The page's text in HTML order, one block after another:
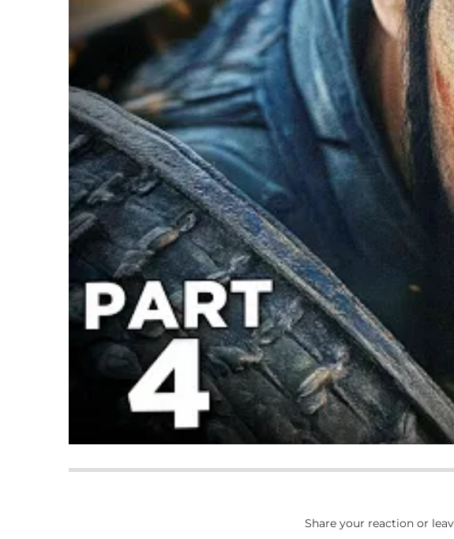
Share your reaction or